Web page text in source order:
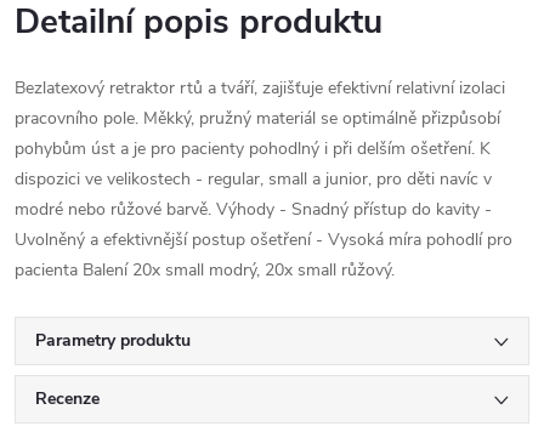
Detailní popis produktu
Bezlatexový retraktor rtů a tváří, zajišťuje efektivní relativní izolaci
pracovního pole. Měkký, pružný materiál se optimálně přizpůsobí
pohybům úst a je pro pacienty pohodlný i při delším ošetření. K
dispozici ve velikostech - regular, small a junior, pro děti navíc v
modré nebo růžové barvě. Výhody - Snadný přístup do kavity -
Uvolněný a efektivnější postup ošetření - Vysoká míra pohodlí pro
pacienta Balení 20x small modrý, 20x small růžový.
Parametry produktu
Recenze